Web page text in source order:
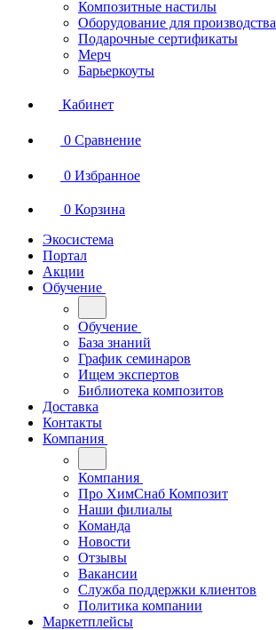
Композитные настилы
Оборудование для производства
Подарочные сертификаты
Мерч
Барьеркоуты
Кабинет
0 Сравнение
0 Избранное
0 Корзина
Экосистема
Портал
Акции
Обучение
Обучение
База знаний
График семинаров
Ищем экспертов
Библиотека композитов
Доставка
Контакты
Компания
Компания
Про ХимСнаб Композит
Наши филиалы
Команда
Новости
Отзывы
Вакансии
Служба поддержки клиентов
Политика компании
Маркетплейсы